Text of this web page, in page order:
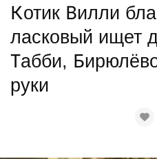
Котик Вилли
ласковый ищет
Табби,
руки